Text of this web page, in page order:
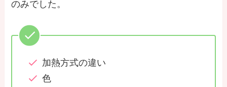
のみでした。
加熱方式の違い
色